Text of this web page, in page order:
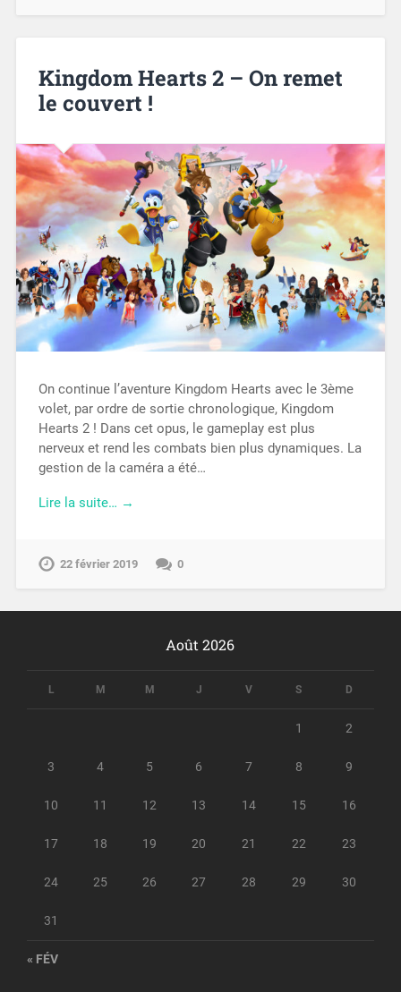
Kingdom Hearts 2 – On remet
le couvert !
On continue l’aventure Kingdom Hearts avec le 3ème
volet, par ordre de sortie chronologique, Kingdom
Hearts 2 ! Dans cet opus, le gameplay est plus
nerveux et rend les combats bien plus dynamiques. La
gestion de la caméra a été…
Lire la suite… →
22 février 2019 0
Août 2026
L M M J V S D
1 2
3 4 5 6 7 8 9
10 11 12 13 14 15 16
17 18 19 20 21 22 23
24 25 26 27 28 29 30
31
« FÉV